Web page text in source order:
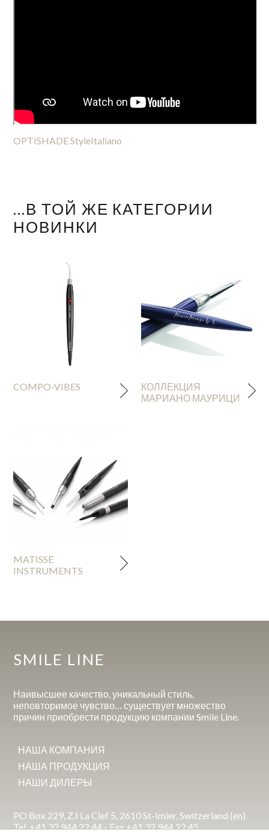
OPTISHADE StyleItaliano
...В ТОЙ ЖЕ КАТЕГОРИИ
НОВИНКИ
COMPO-VIBES
КОЛЛЕКЦИЯ
МАРИАНО МАУРИЦИ
MATISSE
INSTRUMENTS
SMILE LINE
Наивысшее качество, уникальный стиль,
неповторимое чувство… существует множество
причин приобрести продукцию компании Smile Line.
НАША КОМПАНИЯ
НАША ПРОДУКЦИЯ
НАШИ ДИЛЕРЫ
PO Box 229, Z.I La Clef 5, 2610 St-Imier, Switzerland (en)
Tel. +41 32 944 22 44 - Fax +41 32 944 22 45